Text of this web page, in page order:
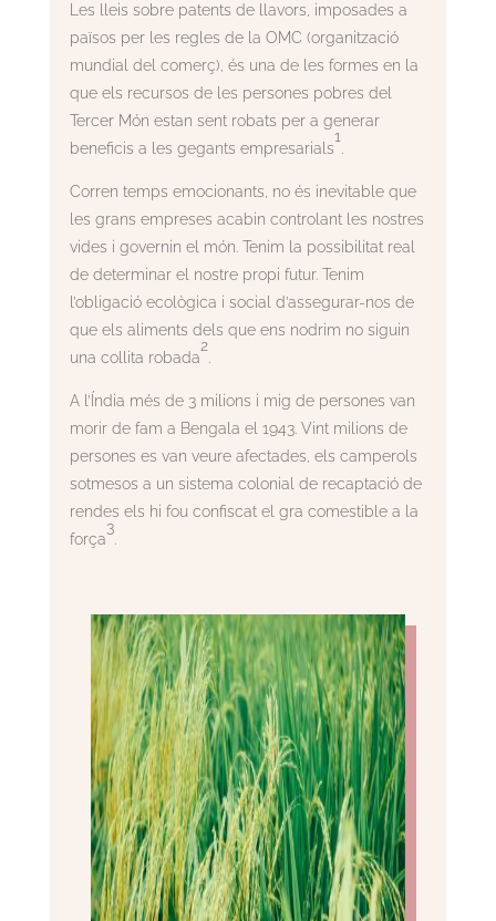
Les lleis sobre patents de llavors, imposades a
països per les regles de la OMC (organització
mundial del comerç), és una de les formes en la
que els recursos de les persones pobres del
Tercer Món estan sent robats per a generar
beneficis a les gegants empresarials
1
Corren temps emocionants, no és inevitable que
les grans empreses acabin controlant les nostres
vides i governin el món. Tenim la possibilitat real
de determinar el nostre propi futur. Tenim
l’obligació ecològica i social d’assegurar-nos de
que els aliments dels que ens nodrim no siguin
una collita robada
2
A l’Índia més de 3 milions i mig de persones van
morir de fam a Bengala el 1943. Vint milions de
persones es van veure afectades, els camperols
sotmesos a un sistema colonial de recaptació de
rendes els hi fou confiscat el gra comestible a la
força
3
.